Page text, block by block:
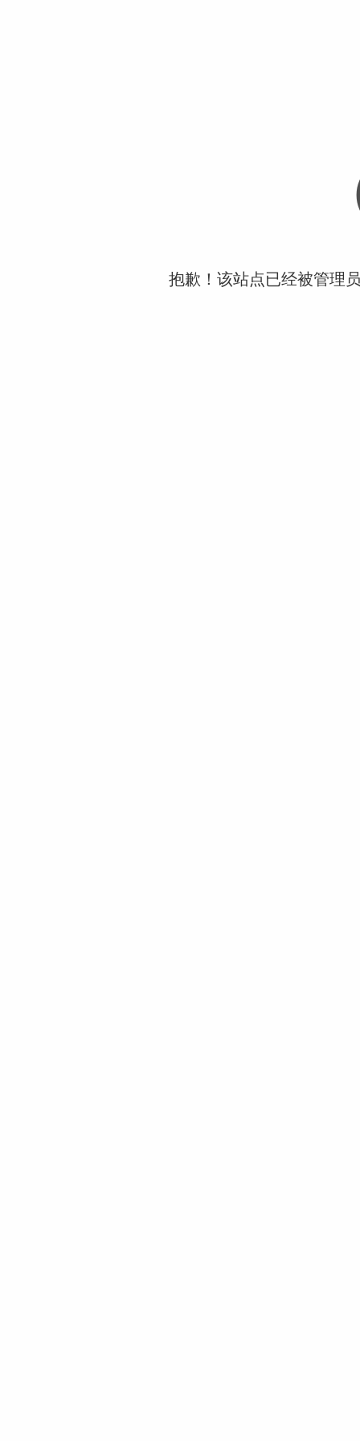
抱歉！该站点已经被管理